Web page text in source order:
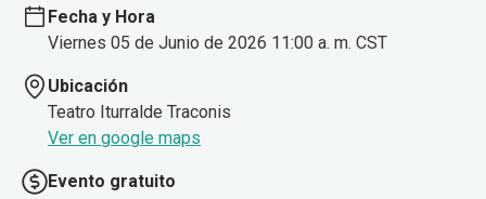
Fecha y Hora
Viernes 05 de Junio de 2026 11:00 a. m. CST
Ubicación
Teatro Iturralde Traconis
Ver en google maps
Evento gratuito